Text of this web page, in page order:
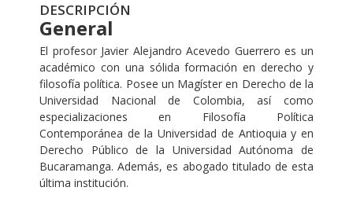
DESCRIPCIÓN
General
El profesor Javier Alejandro Acevedo Guerrero es un
académico con una sólida formación en derecho y
filosofía política. Posee un Magíster en Derecho de la
Universidad Nacional de Colombia, así como
especializaciones en Filosofía Política
Contemporánea de la Universidad de Antioquia y en
Derecho Público de la Universidad Autónoma de
Bucaramanga. Además, es abogado titulado de esta
última institución.